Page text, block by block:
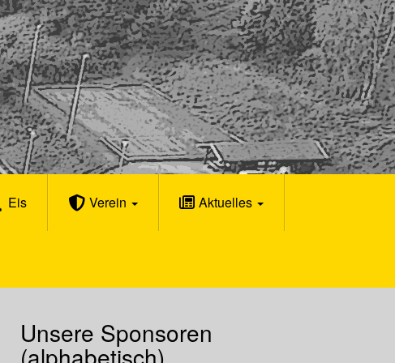
Eis Verein Aktuelles
Unsere Sponsoren
(alphabetisch)